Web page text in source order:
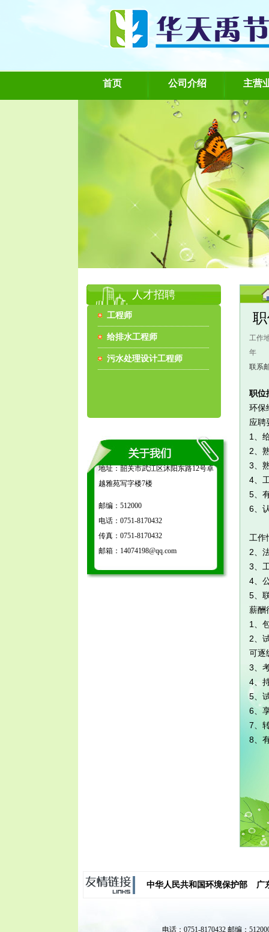
首页 公司介绍 主营
人才招聘
工程师
给排水工程师
污水处理设计工程师
地址：韶关市武江区沐阳东路12号卓
越雅苑写字楼7楼
邮编：512000
电话：0751-8170432
传真：0751-8170432
邮箱：14074198@qq.com
工作
年
联系
职位
环保
应聘
1、
2、
3、
4、
5、
6、
工作
2、
3、
4、
5、
薪酬
1、
2、
可逐
3、
4、
5、
6、
7、
8、
中华人民共和国环境保护部 广
电话：0751-8170432 邮编：